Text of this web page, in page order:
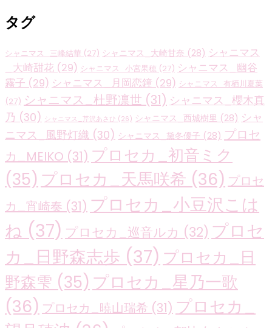
タグ
シャニマス_三峰結華 (27) シャニマス_大崎甘奈 (28) シャニマス
_大崎甜花 (29) シャニマス_小宮果穂 (27) シャニマス_幽谷
霧子 (29) シャニマス_月岡恋鐘 (29) シャニマス_有栖川夏葉
(27) シャニマス_杜野凛世 (31) シャニマス_櫻木真
乃 (30) シャニマス_芹沢あさひ (26) シャニマス_西城樹里 (28) シャ
ニマス_風野灯織 (30) シャニマス_黛冬優子 (28) プロセ
カ_MEIKO (31) プロセカ_初音ミク
(35) プロセカ_天馬咲希 (36) プロセ
カ_宵崎奏 (31) プロセカ_小豆沢こは
ね (37) プロセカ_巡音ルカ (32) プロセ
カ_日野森志歩 (37) プロセカ_日
野森雫 (35) プロセカ_星乃一歌
(36) プロセカ_暁山瑞希 (31) プロセカ_